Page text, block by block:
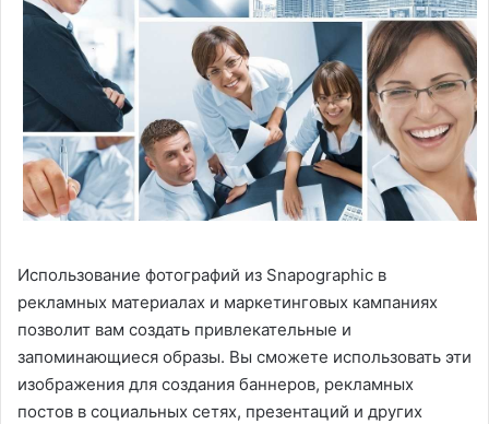
Использование фотографий из Snapographic в
рекламных материалах и маркетинговых кампаниях
позволит вам создать привлекательные и
запоминающиеся образы. Вы сможете использовать эти
изображения для создания баннеров, рекламных
постов в социальных сетях, презентаций и других